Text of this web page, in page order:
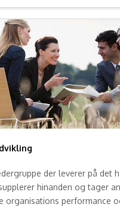
der leverer på det
hinanden og tager
organisations performance